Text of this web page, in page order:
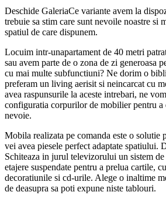
Deschide GaleriaCe variante avem la
trebuie sa stim care sunt nevoile noastre si
spatiul de care dispunem.
Locuim intr-unapartament de 40 metri
sau avem parte de o zona de zi generoasa
cu mai multe subfunctiuni? Ne dorim o
preferam un living aerisit si neincarcat cu
avea raspunsurile la aceste intrebari, ne
configuratia corpurilor de mobilier pentru a
nevoie.
Mobila realizata pe comanda este o solutie
vei avea piesele perfect adaptate spatiului.
Schiteaza in jurul televizorului un sistem
etajere suspendate pentru a prelua cartile,
decoratiunile si cd-urile. Alege o inaltime
de deasupra sa poti expune niste tablouri.